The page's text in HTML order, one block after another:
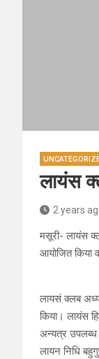
लायंस
2 years
मसूरी- लायंस
आयोजित किया
लायसं क्लब
किया। लायंस
अन्यत्र उपलब्ध
लायन निधि